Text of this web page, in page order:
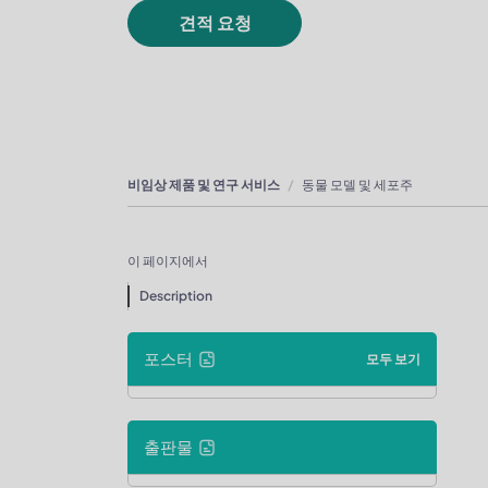
견적 요청
비임상 제품 및 연구 서비스 동물 모델 및 세포주
이 페이지에서
Description
포스터 모두 보기
출판물